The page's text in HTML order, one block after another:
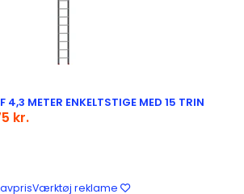
4,3 METER ENKELTSTIGE MED 15 TRIN
kr.
reklame